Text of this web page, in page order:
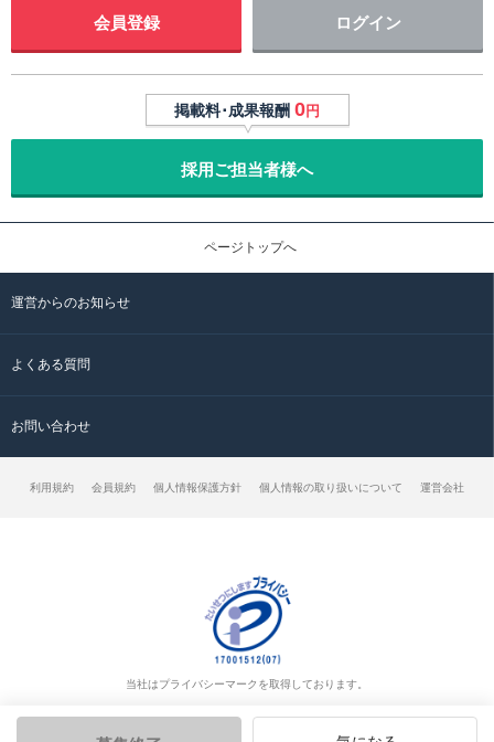
会員登録 ログイン
掲載料･成果報酬 0円
採用ご担当者様へ
ページトップへ
運営からのお知らせ
よくある質問
お問い合わせ
利用規約 会員規約 個人情報保護方針 個人情報の取り扱いについて 運営会社
当社はプライバシーマークを取得しております。